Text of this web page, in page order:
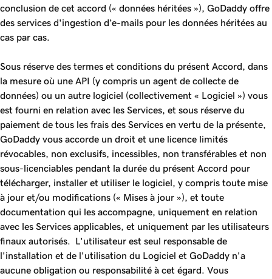
conclusion de cet accord (« données héritées »), GoDaddy offre
des services d'ingestion d’e-mails pour les données héritées au
cas par cas.
Sous réserve des termes et conditions du présent Accord, dans
la mesure où une API (y compris un agent de collecte de
données) ou un autre logiciel (collectivement « Logiciel ») vous
est fourni en relation avec les Services, et sous réserve du
paiement de tous les frais des Services en vertu de la présente,
GoDaddy vous accorde un droit et une licence limités
révocables, non exclusifs, incessibles, non transférables et non
sous-licenciables pendant la durée du présent Accord pour
télécharger, installer et utiliser le logiciel, y compris toute mise
à jour et/ou modifications (« Mises à jour »), et toute
documentation qui les accompagne, uniquement en relation
avec les Services applicables, et uniquement par les utilisateurs
finaux autorisés. L'utilisateur est seul responsable de
l'installation et de l'utilisation du Logiciel et GoDaddy n'a
aucune obligation ou responsabilité à cet égard. Vous